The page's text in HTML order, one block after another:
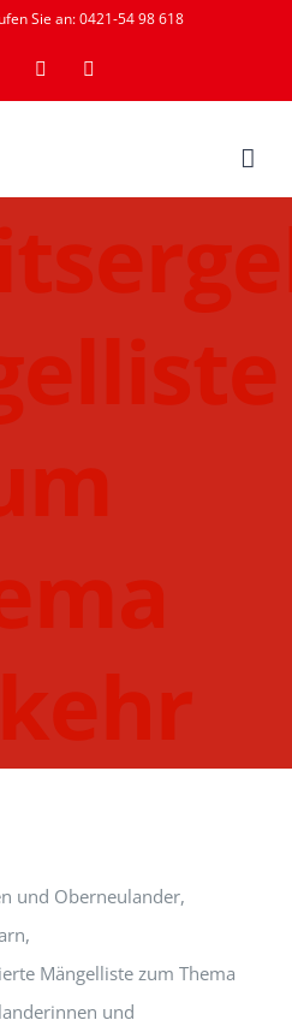
Sie an: 0421-54 98 618
InstagramFacebook
und Oberneulander,
Mängelliste zum Thema
und